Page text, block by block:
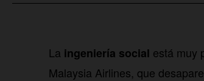
La ingeniería social está muy
Malaysia Airlines, que